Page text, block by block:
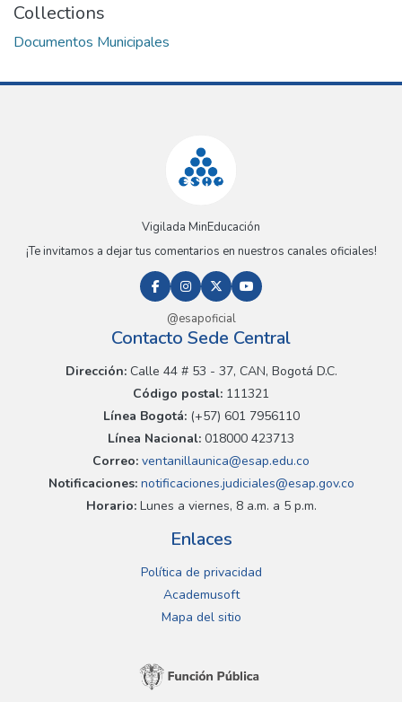
Collections
Documentos Municipales
Vigilada MinEducación
¡Te invitamos a dejar tus comentarios en nuestros canales oficiales!
@esapoficial
Contacto Sede Central
Dirección:Calle 44 # 53 - 37, CAN, Bogotá D.C.
Código postal: 111321
Línea Bogotá:(+57) 601 7956110
Línea Nacional: 018000 423713
Correo: ventanillaunica@esap.edu.co
Notificaciones:notificaciones.judiciales@esap.gov.co
Horario:Lunes a viernes, 8 a.m. a 5 p.m.
Enlaces
Política de privacidad
Academusoft
Mapa del sitio